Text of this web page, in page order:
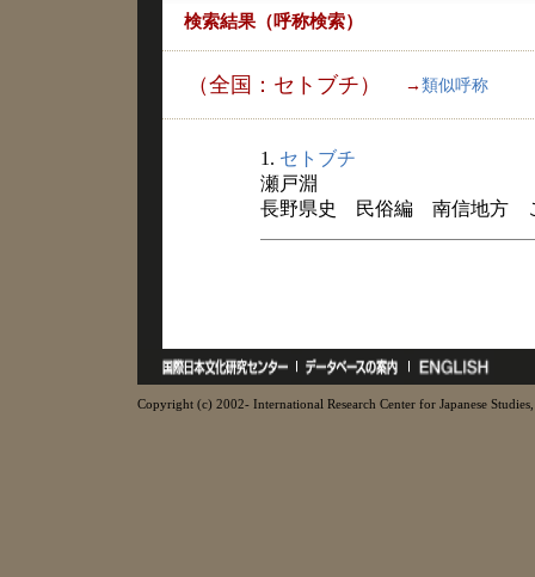
検索結果（呼称検索）
（全国：セトブチ） → 類似呼称
1. セトブチ
瀬戸淵
長野県史 民俗編 南信地方
Copyright (c) 2002- International Research Center for Japanese